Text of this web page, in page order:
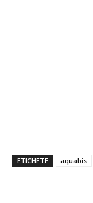
ETICHETE aquabis